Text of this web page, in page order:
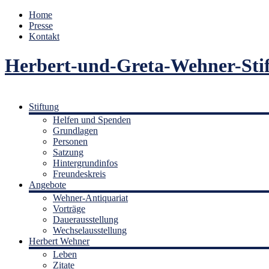
Home
Presse
Kontakt
Herbert-und-Greta-Wehner-
Stiftung
Helfen und Spenden
Grundlagen
Personen
Satzung
Hintergrundinfos
Freundeskreis
Angebote
Wehner-Antiquariat
Vorträge
Dauerausstellung
Wechselausstellung
Herbert Wehner
Leben
Zitate